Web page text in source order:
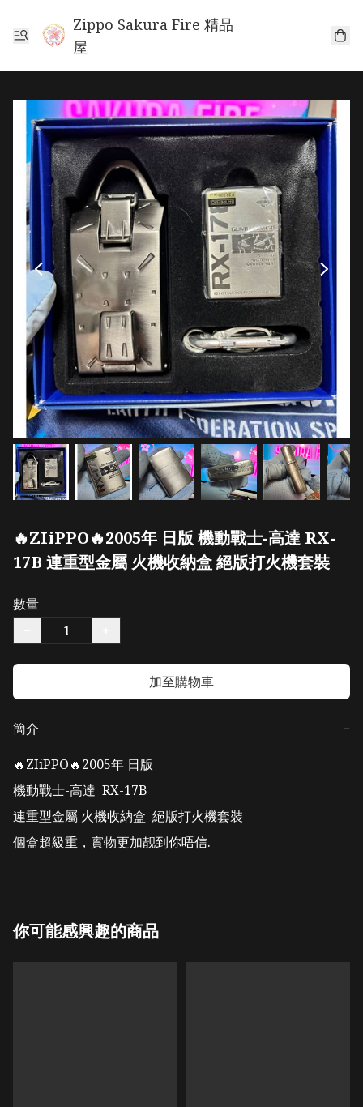
Zippo Sakura Fire 精品
屋
🔥ZIiPPO🔥2005年 日版 機動戰士-高達 RX-
17B 連重型金屬 火機收納盒 絕版打火機套裝
數量
加至購物車
簡介
−
🔥ZIiPPO🔥2005年 日版
機動戰士-高達  RX-17B
連重型金屬 火機收納盒  絕版打火機套裝
個盒超級重，實物更加靓到你唔信.
你可能感興趣的商品